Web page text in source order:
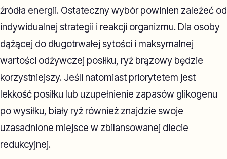
źródła energii. Ostateczny wybór powinien zależeć od
indywidualnej strategii i reakcji organizmu. Dla osoby
dążącej do długotrwałej sytości i maksymalnej
wartości odżywczej posiłku, ryż brązowy będzie
korzystniejszy. Jeśli natomiast priorytetem jest
lekkość posiłku lub uzupełnienie zapasów glikogenu
po wysiłku, biały ryż również znajdzie swoje
uzasadnione miejsce w zbilansowanej diecie
redukcyjnej.